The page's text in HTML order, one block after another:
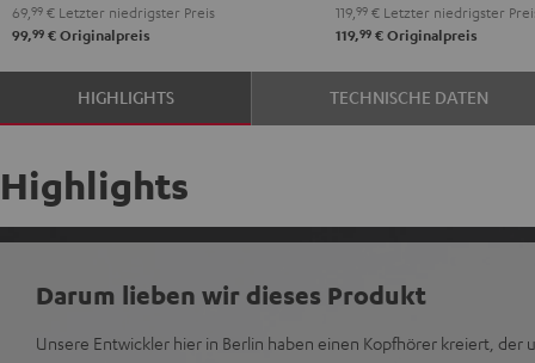
69, 99 € Letzter niedrigster Preis
99,99 € Originalpreis
119, 99€Letzter niedrigster
119,99€Originalpreis
HIGHLIGHTS TECHNISCHE DATEN
Highlights
Darum lieben wir dieses Produkt
Unsere Entwickler hier in Berlin haben einen Kopfhörer kreiert, der